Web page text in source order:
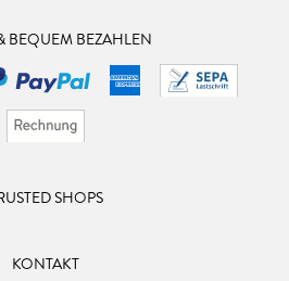
BEQUEM BEZAHLEN
SHOPS
KONTAKT